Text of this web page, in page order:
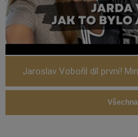
Jaroslav Vobořil díl první!